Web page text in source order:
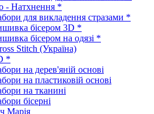
- Натхнення *
для викладення стразами *
бісером 3D *
бісером на одязі *
Stitch (Україна)
*
на дерев'яній основі
на пластиковій основі
на тканині
бісерні
Марія